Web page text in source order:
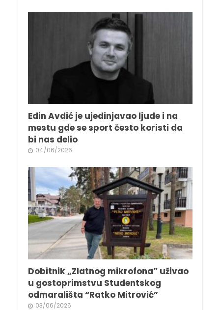
Edin Avdić je ujedinjavao ljude i na
mestu gde se sport često koristi da
bi nas delio
04/06/2026
Dobitnik „Zlatnog mikrofona” uživao
u gostoprimstvu Studentskog
odmarališta “Ratko Mitrović”
03/06/2026